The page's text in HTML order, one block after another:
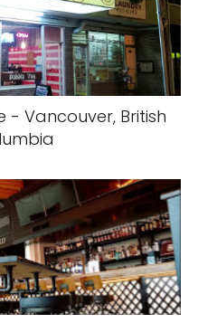
- Vancouver, British